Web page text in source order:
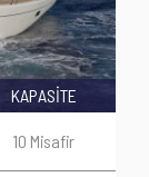
KAPASİTE
10 Misafir